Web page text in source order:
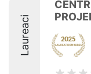
Laureaci